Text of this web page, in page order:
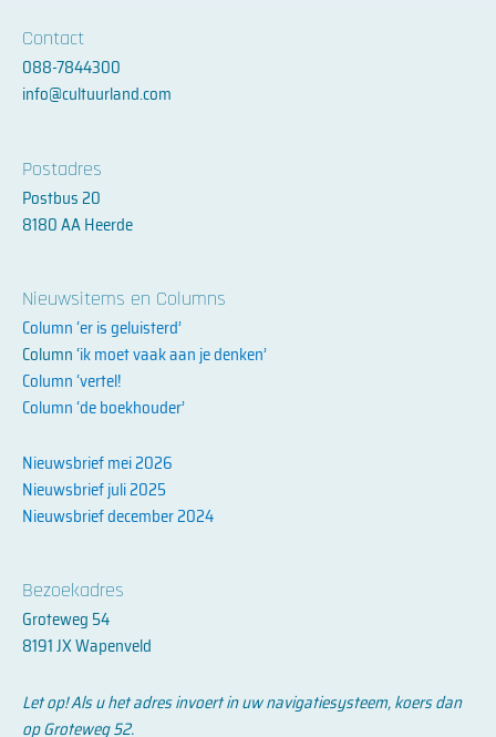
Contact
088-7844300
info@cultuurland.com
Postadres
Postbus 20
8180 AA Heerde
Nieuwsitems en Columns
Column ‘er is geluisterd’
Column ‘ik moet vaak aan je denken’
Column ‘vertel!
Column ‘de boekhouder’
Nieuwsbrief mei 2026
Nieuwsbrief juli 2025
Nieuwsbrief december 2024
Bezoekadres
Groteweg 54
8191 JX Wapenveld
Let op! Als u het adres invoert in uw navigatiesysteem, koers dan
op Groteweg 52.